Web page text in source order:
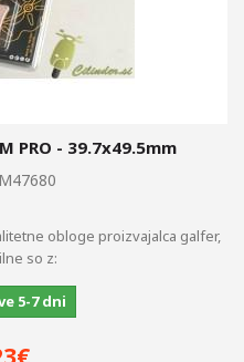
PRO - 39.7x49.5mm
obloge proizvajalca galfer,
so z:
5-7 dni